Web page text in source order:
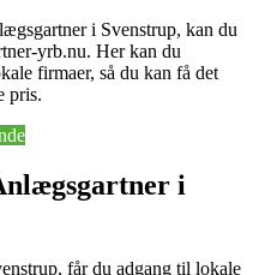
i Svenstrup, kan du
yrb.nu. Her kan du
firmaer, så du kan få det
pris.
i
får du adgang til lokale